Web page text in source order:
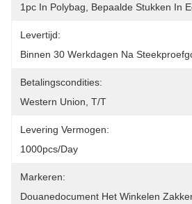
1pc In Polybag, Bepaalde Stukken In
Levertijd:
Binnen 30 Werkdagen Na
Betalingscondities:
Western Union, T/T
Levering Vermogen:
1000pcs/day
Markeren:
Douanedocument Het Winkelen